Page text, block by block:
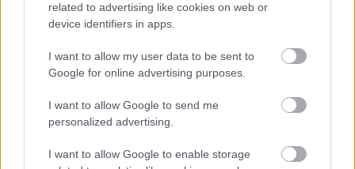
related to advertising like cookies on web or
device identifiers in apps.
I want to allow my user data to be sent to
Google for online advertising purposes.
I want to allow Google to send me
personalized advertising.
I want to allow Google to enable storage
Minden soroddal kénytelen vagyok egyetérteni,
valóban pocsék film volt. Nem túl hosszú a játékidő,
de azt hittem már soha az életbe nem lesz vége.
A nézősorból meg akkora sóhajtásokat lehetett
hallani, mintha egy svéd művészfilmet vetítettek
volna... :S
Beyonder